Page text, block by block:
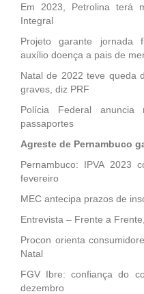
Em 2023, Petrolina terá
Integral
Projeto garante jornada
auxílio doença a pais de
Natal de 2022 teve queda
graves, diz PRF
Polícia Federal anuncia
passaportes
Agreste de Pernambuco
Pernambuco: IPVA 2023
fevereiro
MEC antecipa prazos de
Entrevista – Frente a
Procon orienta
Natal
FGV Ibre: confiança do
dezembro